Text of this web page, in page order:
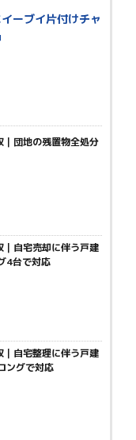
ーブイ片付けチャ
団地の残置物全処分
｜自宅売却に伴う戸建
4台で対応
自宅整理に伴う戸建
ングで対応